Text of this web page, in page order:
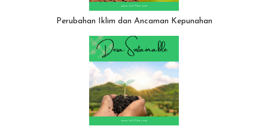
Perubahan Iklim dan Ancaman Kepunahan